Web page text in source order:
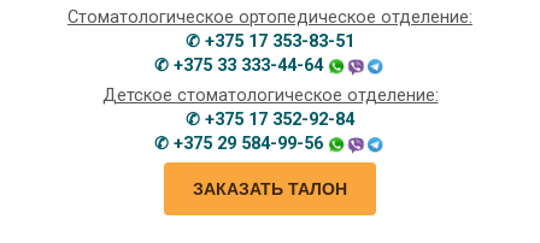
Стоматологическое ортопедическое отделение:
✆ +375 17 353-83-51
✆ +375 33 333-44-64
Детское стоматологическое отделение:
✆ +375 17 352-92-84
✆ +375 29 584-99-56
ЗАКАЗАТЬ ТАЛОН